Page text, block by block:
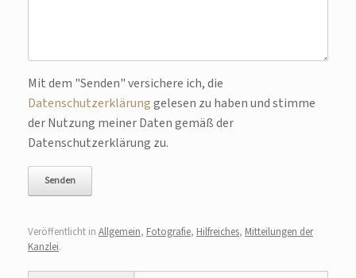
Bitte lasse dieses Feld leer.
Mit dem "Senden" versichere ich, die
Datenschutzerklärunggelesen zu haben und stimme
der Nutzung meiner Daten gemäß der
Datenschutzerklärung zu.
Veröffentlicht in Allgemein, Fotografie, Hilfreiches, Mitteilungen der
Kanzlei.